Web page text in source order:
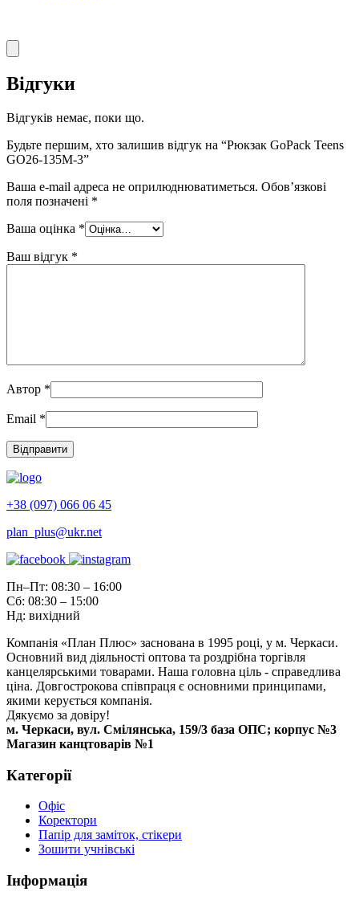
Відгуки
Відгуків немає, поки що.
Будьте першим, хто залишив відгук на “Рюкзак GoPack Teens
GO26-135M-3”
Ваша e-mail адреса не оприлюднюватиметься. Обов’язкові
поля позначені *
Ваша оцінка *
Ваш відгук *
Автор *
Email *
+38 (097) 066 06 45
plan_plus@ukr.net
Пн–Пт: 08:30 – 16:00
Сб: 08:30 – 15:00
Нд: вихідний
Компанія «План Плюс» заснована в 1995 році, у м. Черкаси.
Основний вид діяльності оптова та роздрібна торгівля
канцелярськими товарами. Наша головна ціль - справедлива
ціна. Довгострокова співпраця є основними принципами,
якими керується компанія.
Дякуємо за довіру!
м. Черкаси, вул. Смілянська, 159/3 база ОПС; корпус №3
Магазин канцтоварів №1
Категорії
Офіс
Коректори
Папір для заміток, стікери
Зошити учнівські
Інформація